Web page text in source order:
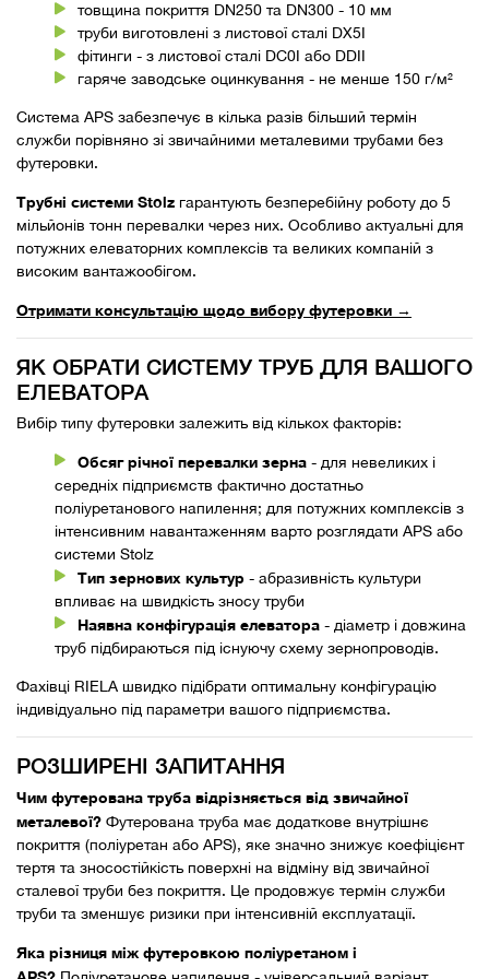
товщина покриття DN250 та DN300 - 10 мм
труби виготовлені з листової сталі DX5I
фітинги - з листової сталі DC0I або DDII
гаряче заводське оцинкування - не менше 150 г/м²
Система APS забезпечує в кілька разів більший термін
служби порівняно зі звичайними металевими трубами без
футеровки.
Трубні системи Stolz гарантують безперебійну роботу до 5
мільйонів тонн перевалки через них. Особливо актуальні для
потужних елеваторних комплексів та великих компаній з
високим вантажообігом.
Отримати консультацію щодо вибору футеровки →
ЯК ОБРАТИ СИСТЕМУ ТРУБ ДЛЯ ВАШОГО
ЕЛЕВАТОРА
Вибір типу футеровки залежить від кількох факторів:
Обсяг річної перевалки зерна - для невеликих і
середніх підприємств фактично достатньо
поліуретанового напилення; для потужних комплексів з
інтенсивним навантаженням варто розглядати APS або
системи Stolz
Тип зернових культур - абразивність культури
впливає на швидкість зносу труби
Наявна конфігурація елеватора - діаметр і довжина
труб підбираються під існуючу схему зернопроводів.
Фахівці RIELA швидко підібрати оптимальну конфігурацію
індивідуально під параметри вашого підприємства.
РОЗШИРЕНІ ЗАПИТАННЯ
Чим футерована труба відрізняється від звичайної
металевої? Футерована труба має додаткове внутрішнє
покриття (поліуретан або APS), яке значно знижує коефіцієнт
тертя та зносостійкість поверхні на відміну від звичайної
сталевої труби без покриття. Це продовжує термін служби
труби та зменшує ризики при інтенсивній експлуатації.
Яка різниця між футеровкою поліуретаном і